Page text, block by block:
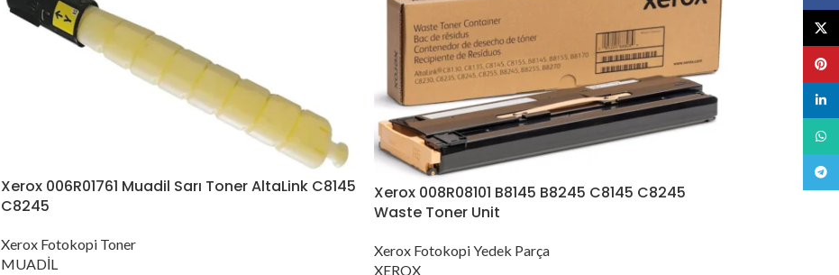
Xerox 006R01761 Muadil Sarı Toner AltaLink C8145
C8245
Xerox Fotokopi Toner
MUADİL
Xerox 008R08101 B8145 B8245 C8145 C8245
Waste Toner Unit
Xerox Fotokopi Yedek Parça
XEROX